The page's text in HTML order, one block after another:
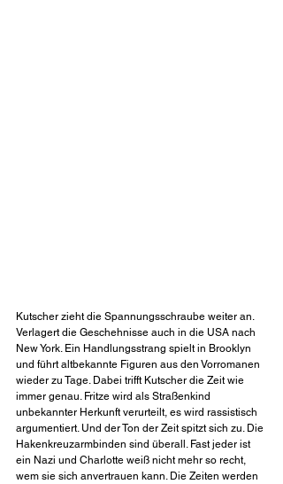
Kutscher zieht die Spannungsschraube weiter an.
Verlagert die Geschehnisse auch in die USA nach
New York. Ein Handlungsstrang spielt in Brooklyn
und führt altbekannte Figuren aus den Vorromanen
wieder zu Tage. Dabei trifft Kutscher die Zeit wie
immer genau. Fritze wird als Straßenkind
unbekannter Herkunft verurteilt, es wird rassistisch
argumentiert. Und der Ton der Zeit spitzt sich zu. Die
Hakenkreuzarmbinden sind überall. Fast jeder ist
ein Nazi und Charlotte weiß nicht mehr so recht,
wem sie sich anvertrauen kann. Die Zeiten werden